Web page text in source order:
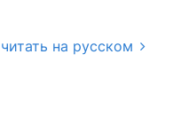
читать на русском